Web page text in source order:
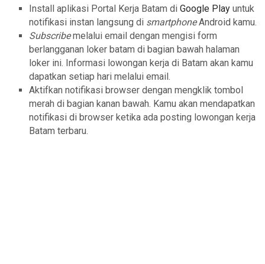
Install aplikasi Portal Kerja Batam di Google Playuntuk
notifikasi instan langsung di smartphoneAndroid kamu.
Subscribemelalui email dengan mengisi form
berlangganan loker batam di bagian bawah halaman
loker ini. Informasi lowongan kerja di Batam akan kamu
dapatkan setiap hari melalui email.
Aktifkan notifikasi browser dengan mengklik tombol
merah di bagian kanan bawah. Kamu akan mendapatkan
notifikasi di browser ketika ada posting lowongan kerja
Batam terbaru.